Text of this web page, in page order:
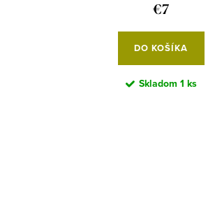
€7
DO KOŠÍKA
Skladom 1 ks